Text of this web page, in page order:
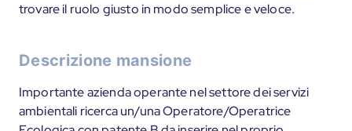
trovare il ruolo giusto in modo semplice e veloce.
Descrizione mansione
Importante azienda operante nel settore dei servizi
ambientali ricerca un/una Operatore/Operatrice